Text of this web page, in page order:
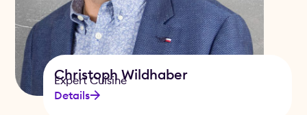
Christoph Wildhaber
Expert Cuisine
Details